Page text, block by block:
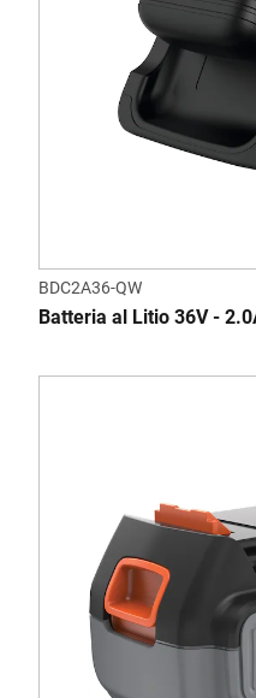
BDC2A36-QW
Batteria al Litio 36V -